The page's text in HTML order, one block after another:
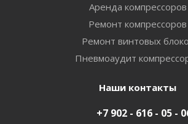
Аренда компрессоров
Ремонт компрессоров
Ремонт винтовых
Пневмоаудит
Наши контакты
+7 902 - 616 - 05 -